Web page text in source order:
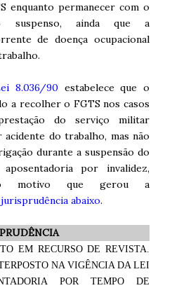
enquanto permanecer com o
suspenso, ainda que a
de doença ocupacional
8.036/90 estabelece que o
a recolher o FGTS nos casos
do serviço militar
do trabalho, mas não
durante a suspensão do
por invalidez,
do motivo que gerou a
jurisprudência abaixo.
EM RECURSO DE REVISTA.
NA VIGÊNCIA DA LEI
POR TEMPO DE